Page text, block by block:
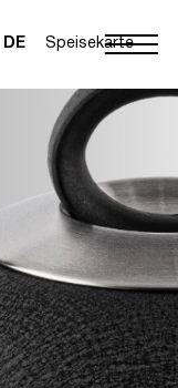
Speisekarte
DE